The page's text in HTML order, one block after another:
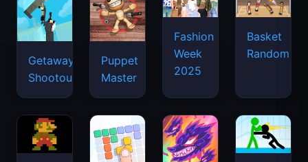
Getaway
Shootout
Puppet
Master
Fashion
Week
2025
Basket
Random